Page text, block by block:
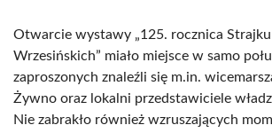
Otwarcie wystawy „125. rocznica
Wrzesińskich” miało miejsce w samo
zaproszonych znaleźli się m.in.
Żywno oraz lokalni przedstawiciele
Nie zabrakło również wzruszających